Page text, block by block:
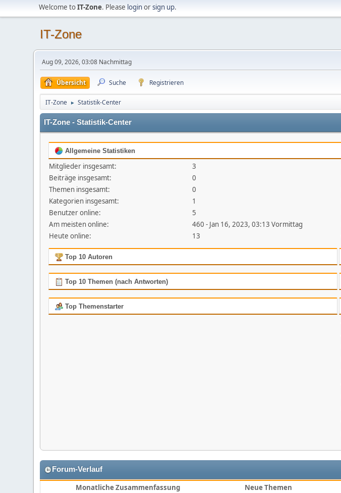
Welcome toIT-Zone. Please loginorsign up.
IT-Zone
Aug 09, 2026, 03:08 Nachmittag
Übersicht Suche Registrieren
IT-Zone ► Statistik-Center
IT-Zone - Statistik-Center
Allgemeine Statistiken
Mitglieder insgesamt:
3
Beiträge insgesamt:
0
Themen insgesamt:
0
Kategorien insgesamt:
1
Benutzer online:
5
Am meisten online:
460 - Jan 16, 2023, 03:13 Vormittag
Heute online:
13
Top 10 Autoren
Top 10 Themen (nach Antworten)
Top Themenstarter
Forum-Verlauf
Monatliche Zusammenfassung Neue Themen